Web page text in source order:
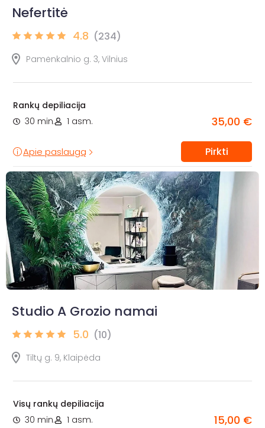
Nefertitė
4.8 (234)
Pamėnkalnio g. 3, Vilnius
Rankų depiliacija
30 min.
1 asm. 35,00 €
Apie paslaugą Pirkti
Studio A Grozio namai
5.0 (10)
Tiltų g. 9, Klaipėda
Visų rankų depiliacija
30 min.
1 asm. 15,00 €